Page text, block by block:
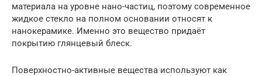
материала на уровне нано-частиц, поэтому современное
жидкое стекло на полном основании относят к
нанокерамике. Именно это вещество придаёт
покрытию глянцевый блеск.
Поверхностно-активные вещества используют как